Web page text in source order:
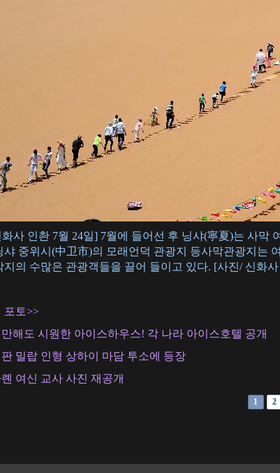
사 인촨 7월 24일] 7월에 들어선 후 닝샤(寧夏)는 사막
샤 중위시(中卫市)의 모래언덕 관광지 등사막관광지는
지의 수많은 관광객들을 끌어 들이고 있다. [사진/ 신화
포토>>
만해도 시원한 아이스하우스! 각 나라 아이스호텔 공개
밀랍 인형 상하이 마담 투소에 등장
여신 교사 사진 재공개
1 2